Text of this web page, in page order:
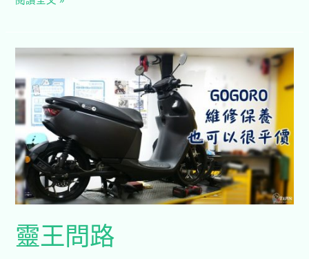
靈王問路
靈
王
問
路